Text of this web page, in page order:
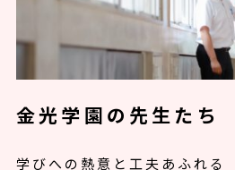
金光学園の先生たち
学びへの熱意と工夫あふれる